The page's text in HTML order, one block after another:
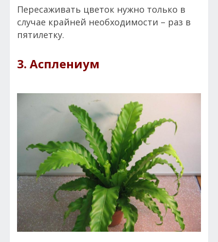
Пересаживать цветок нужно только в
случае крайней необходимости – раз в
пятилетку.
3. Асплениум